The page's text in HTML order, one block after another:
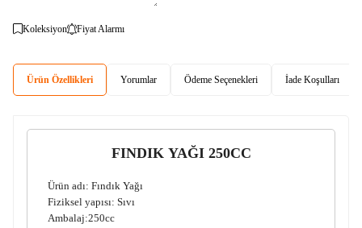
Koleksiyon Fiyat Alarmı
Ürün Özellikleri Yorumlar Ödeme Seçenekleri İade Koşulları
FINDIK YAĞI 250CC
Ürün adı: Fındık Yağı
Fiziksel yapısı: Sıvı
Ambalaj:250cc